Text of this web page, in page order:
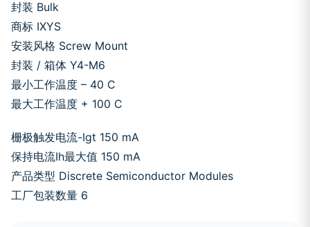
封装 Bulk
商标 IXYS
安装风格 Screw Mount
封装 / 箱体 Y4-M6
最小工作温度 – 40 C
最大工作温度 + 100 C
栅极触发电流-Igt 150 mA
保持电流Ih最大值 150 mA
产品类型 Discrete Semiconductor Modules
工厂包装数量 6